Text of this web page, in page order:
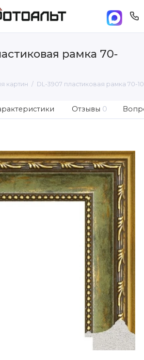
рамка 70-
картин DL-3907 пластиковая рамка 70-
Отзывы 0